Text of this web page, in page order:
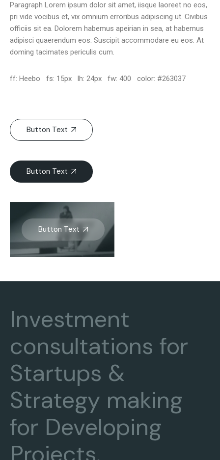
Paragraph Lorem ipsum dolor sit amet, iisque laoreet no eos,
pri vide vocibus et, vix omnium erroribus adipiscing ut. Civibus
officiis sit ea. Dolorem habemus apeirian in sea, at habemus
adipisci quaerendum eos. Suscipit accommodare eu eos. At
doming tacimates periculis cum.
ff: Heebo fs: 15px lh: 24px fw: 400 color: #263037
Button Text
Button Text
Button Text
Investment
consultations for
Startups &
Strategy making
for Developing